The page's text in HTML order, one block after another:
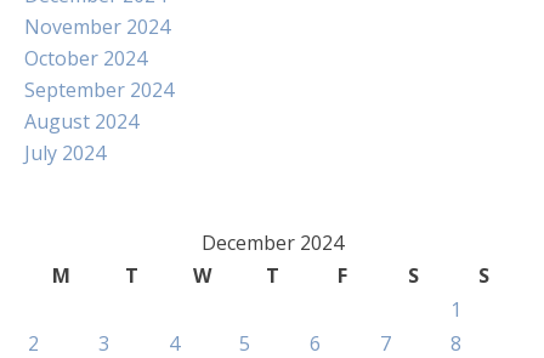
November 2024
October 2024
September 2024
August 2024
July 2024
December 2024
M
T W T F S
S
1
2
3 4 5 6 7
8